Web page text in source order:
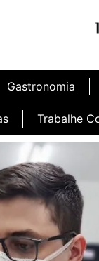
Gastronomia
Trabalhe